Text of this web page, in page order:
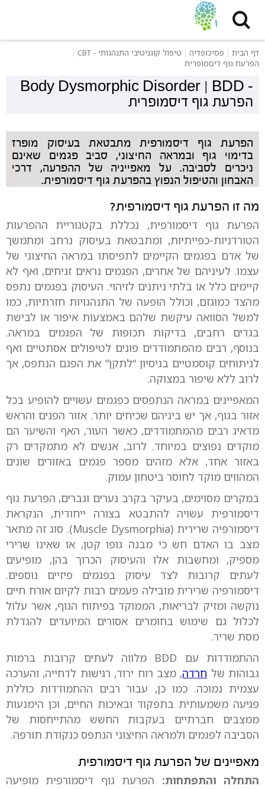
דף הבית פסיכופדיה
טיפול קוגניטיבי התנהגותי - CBT
הפרעת גוף דיסמופרית
Body Dysmorphic Disorder | BDD -
הפרעת גוף דיסמופרית
הפרעת גוף דיסמורפית מתבטאת בעיסוק מופרז
בדימוי גוף ובמראה החיצוני, סביב פגמים שאינם
ניכרים לסביבה. על מאפייניה של ההפרעה, דרכי
האבחון והטיפול הנפוץ בהפרעת גוף דיסמורפית.
מה זו הפרעת גוף דיסמורפית?
הפרעת גוף דיסמורפית, נכללת בקטגוריית ההפרעות
הטורדניות-כפייתיות, ומתבטאת בעיסוק נרחב ומתמשך
של אדם בפגמים הקיימים לתפיסתו במראה החיצוני של
עצמו. לעיניהם של אחרים, הפגמים נראים זניחים, ואף לא
קיימים כלל או בלתי ניתנים לזיהוי. העיסוק בפגמים נתפס
מהצד כמוגזם, וכולל הופעה של התנהגויות חזרתיות, כמו
למשל הסוואה עיקשת שלהם באמצעות איפור או לבישת
בגדים רחבים, בדיקות תכופות של הפגמים במראה.
בנוסף, רבים מהמתמודדים פונים לטיפולים אסתטיים ואף
לניתוחים קוסמטיים בניסיון “לתקן” את הפגם הנתפס, אך
לרוב ללא שיפור במצוקה.
המאפיינים במראה הנתפסים כפגמים עשויים להופיע בכל
אזור בגוף, אך יש ביניהם שכיחים יותר. אזור הפנים והראש
מדאיג רבים מהמתמודדים, כאשר העור, האף והשיער הם
מוקדים נפוצים במיוחד. לרוב, אנשים לא מתמקדים רק
באזור אחד, אלא מזהים מספר פגמים באזורים שונים
המהווים מוקד לחוסר ביטחון עמוק.
במקרים מסוימים, בעיקר בקרב נערים וגברים, הפרעת גוף
דיסמורפית עשויה להתבטא בצורה ייחודית, הנקראת
דיסמורפיה שרירית (Muscle Dysmorphia). סוג זה מתאר
מצב בו האדם חש כי מבנה גופו קטן, או שאינו שרירי
מספיק, ומחשבות אלו והעיסוק הכרוך בהן, מופיעים
לעתים קרובות לצד עיסוק בפגמים פיזיים נוספים.
דיסמורפיה שרירית מובילה פעמים רבות לקיום אורח חיים
נוקשה ומזיק לבריאות, הממוקד בפיתוח הגוף, אשר עלול
לכלול גם שימוש בחומרים אסורים המיועדים להגדלת
מסת שריר.
ההתמודדות עם BDD מלווה לעתים קרובות ברמות
גבוהות של חרדה, מצב רוח ירוד, רגישות לדחייה, והערכה
עצמית נמוכה. כמו כן, עבור רבים ההתמודדות כוללת
פגיעה משמעותית בתפקוד ובאיכות החיים, וכן הימנעות
ממצבים חברתיים בעקבות החשש מהתייחסות של
הסביבה לפגמים ולמראה החיצוני הנתפס כנקודת תורפה.
מאפיינים של הפרעת גוף דיסמורפית
התחלה והתפתחות: הפרעת גוף דיסמורפית מופיעה